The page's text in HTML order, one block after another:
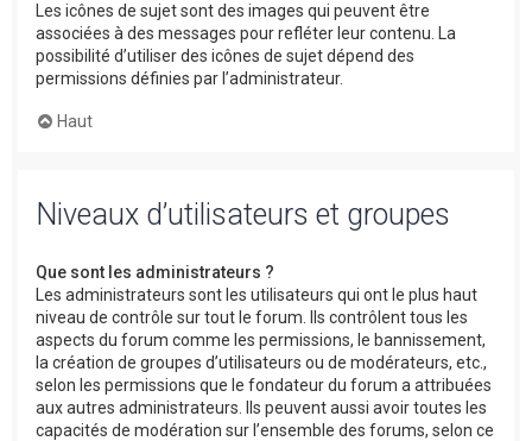
Les icônes de sujet sont des images qui peuvent être
associées à des messages pour refléter leur contenu. La
possibilité d’utiliser des icônes de sujet dépend des
permissions définies par l’administrateur.
Haut
Niveaux d’utilisateurs et groupes
Que sont les administrateurs ?
Les administrateurs sont les utilisateurs qui ont le plus haut
niveau de contrôle sur tout le forum. Ils contrôlent tous les
aspects du forum comme les permissions, le bannissement,
la création de groupes d’utilisateurs ou de modérateurs, etc.,
selon les permissions que le fondateur du forum a attribuées
aux autres administrateurs. Ils peuvent aussi avoir toutes les
capacités de modération sur l’ensemble des forums, selon ce